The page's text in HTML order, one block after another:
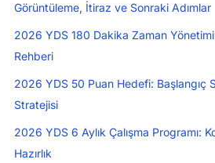
Görüntüleme, İtiraz ve Sonraki Adımlar
2026 YDS 180 Dakika Zaman
Rehberi
2026 YDS 50 Puan Hedefi: Başlangıç
Stratejisi
2026 YDS 6 Aylık Çalışma Programı:
Hazırlık